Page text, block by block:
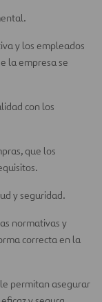
y los empleados
la empresa se
con los
que los
y seguridad.
normativas y
correcta en la
permitan asegurar